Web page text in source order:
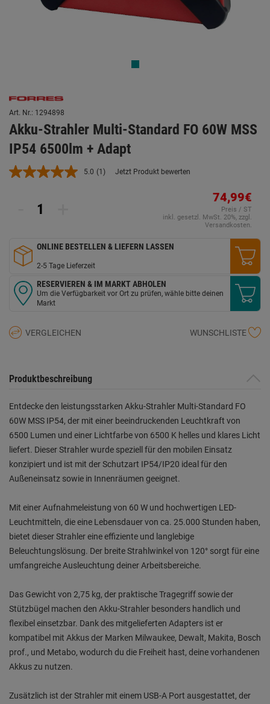
Art. Nr.: 1294898
Akku-Strahler Multi-Standard FO 60W MSS
IP54 6500lm + Adapt
5.0 Bewertung
(1) Jetzt Produkt bewerten
74,99€
Preis / ST
inkl. gesetzl. MwSt. 20%, zzgl.
Versandkosten.
ONLINE BESTELLEN & LIEFERN LASSEN
2-5 Tage Lieferzeit
RESERVIEREN & IM MARKT ABHOLEN
Um die Verfügbarkeit vor Ort zu prüfen, wähle bitte deinen
Markt
VERGLEICHEN WUNSCHLISTE
Produktbeschreibung
Entdecke den leistungsstarken Akku-Strahler Multi-Standard FO
60W MSS IP54, der mit einer beeindruckenden Leuchtkraft von
6500 Lumen und einer Lichtfarbe von 6500 K helles und klares Licht
liefert. Dieser Strahler wurde speziell für den mobilen Einsatz
konzipiert und ist mit der Schutzart IP54/IP20 ideal für den
Außeneinsatz sowie in Innenräumen geeignet.
Mit einer Aufnahmeleistung von 60 W und hochwertigen LED-
Leuchtmitteln, die eine Lebensdauer von ca. 25.000 Stunden haben,
bietet dieser Strahler eine effiziente und langlebige
Beleuchtungslösung. Der breite Strahlwinkel von 120° sorgt für eine
umfangreiche Ausleuchtung deiner Arbeitsbereiche.
Das Gewicht von 2,75 kg, der praktische Tragegriff sowie der
Stützbügel machen den Akku-Strahler besonders handlich und
flexibel einsetzbar. Dank des mitgelieferten Adapters ist er
kompatibel mit Akkus der Marken Milwaukee, Dewalt, Makita, Bosch
prof., und Metabo, wodurch du die Freiheit hast, deine vorhandenen
Akkus zu nutzen.
Zusätzlich ist der Strahler mit einem USB-A Port ausgestattet, der